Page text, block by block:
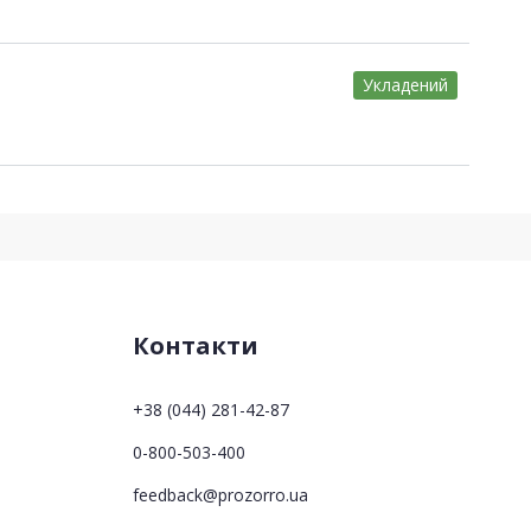
Укладений
Контакти
+38 (044) 281-42-87
0-800-503-400
feedback@prozorro.ua